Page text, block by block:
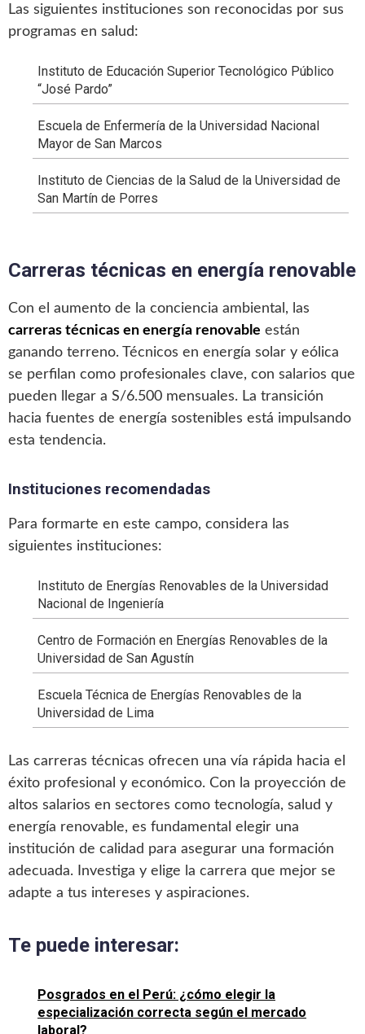
Las siguientes instituciones son reconocidas por sus
programas en salud:
Instituto de Educación Superior Tecnológico Público
“José Pardo”
Escuela de Enfermería de la Universidad Nacional
Mayor de San Marcos
Instituto de Ciencias de la Salud de la Universidad de
San Martín de Porres
Carreras técnicas en energía renovable
Con el aumento de la conciencia ambiental, las
carreras técnicas en energía renovable están
ganando terreno. Técnicos en energía solar y eólica
se perfilan como profesionales clave, con salarios que
pueden llegar a S/6.500 mensuales. La transición
hacia fuentes de energía sostenibles está impulsando
esta tendencia.
Instituciones recomendadas
Para formarte en este campo, considera las
siguientes instituciones:
Instituto de Energías Renovables de la Universidad
Nacional de Ingeniería
Centro de Formación en Energías Renovables de la
Universidad de San Agustín
Escuela Técnica de Energías Renovables de la
Universidad de Lima
Las carreras técnicas ofrecen una vía rápida hacia el
éxito profesional y económico. Con la proyección de
altos salarios en sectores como tecnología, salud y
energía renovable, es fundamental elegir una
institución de calidad para asegurar una formación
adecuada. Investiga y elige la carrera que mejor se
adapte a tus intereses y aspiraciones.
Te puede interesar:
Posgrados en el Perú: ¿cómo elegir la
especialización correcta según el mercado
laboral?